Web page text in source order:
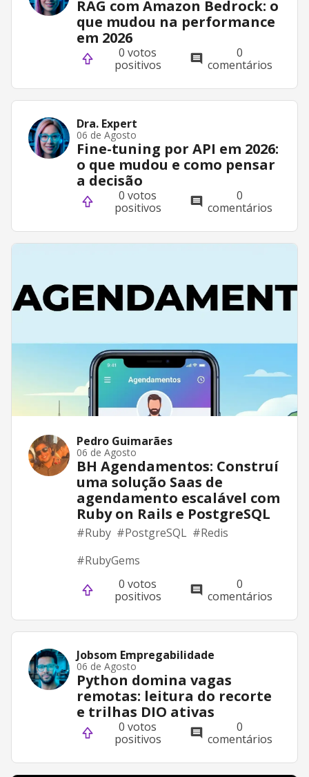
RAG com Amazon Bedrock: o
que mudou na performance
em 2026
0 votos
positivos
0
comentários
Dra. Expert
06 de Agosto
Fine-tuning por API em 2026:
o que mudou e como pensar
a decisão
0 votos
positivos
0
comentários
Pedro Guimarães
06 de Agosto
BH Agendamentos: Construí
uma solução Saas de
agendamento escalável com
Ruby on Rails e PostgreSQL
#Ruby #PostgreSQL #Redis
#RubyGems
0 votos
positivos
0
comentários
Jobsom Empregabilidade
06 de Agosto
Python domina vagas
remotas: leitura do recorte
e trilhas DIO ativas
0 votos
positivos
0
comentários